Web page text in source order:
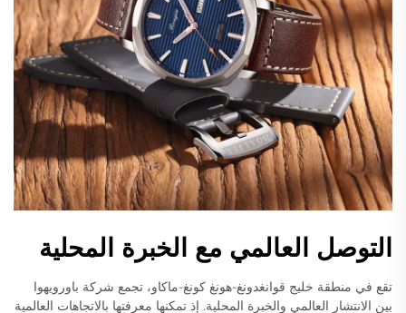
التوصل العالمي مع الخبرة المحلية
تقع في منطقة خليج قوانغدونغ-هونغ كونغ-ماكاو، تجمع شركة باورويهوا
بين الانتشار العالمي والخبرة المحلية. إذ تمكنها معرفتها بالاتجاهات العالمية